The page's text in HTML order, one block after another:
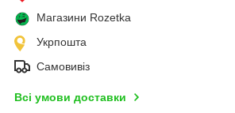
Магазини Rozetka
Укрпошта
Самовивіз
Всі умови доставки